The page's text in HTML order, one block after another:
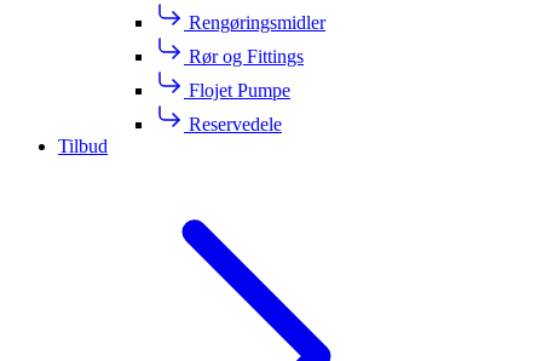
Rengøringsmidler
Rør og Fittings
Flojet Pumpe
Reservedele
Tilbud